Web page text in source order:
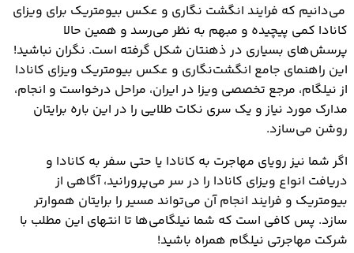
کانادا
هزینه انگشت‌نگاری و عکس بیومتریک برای ویزای
کانادا چقدر است؟
مدارک لازم برای انگشت‌نگاری و عکس بیومتریک برای
ویزای کانادا چیست؟
پردازش انگشت‌نگاری و عکس بیومتریک برای ویزای
کانادا چقدر طول می‌کشد؟
چگونه اعتبار انگشت‌نگاری و عکس بیومتریک برای
ویزای کانادا را تمدید کنیم؟
برای انگشت‌نگاری و عکس بیومتریک برای ویزای کانادا
به کجا مراجعه کنیم؟
چالش‌های احتمالی در مسیر انگشت‌نگاری و عکس
می‌دانیم که فرایند انگشت ‌نگاری و عکس بیومتریک برای ویزای
کانادا کمی پیچیده و مبهم به نظر می‌رسد و همین حالا
پرسش‌های بسیاری در ذهنتان شکل گرفته است. نگران نباشید!
این راهنمای جامع انگشت‌نگاری و عکس بیومتریک ویزای کانادا
از نیلگام، مرجع تخصصی ویزا در ایران، مراحل درخواست و انجام،
مدارک مورد نیاز و یک سری نکات طلایی را در این باره برایتان
روشن می‌سازد.
اگر شما نیز رویای مهاجرت به کانادا یا حتی سفر به کانادا و
دریافت انواع ویزای کانادا را در سر می‌پرورانید، آگاهی از
بیومتریک‌ و فرایند انجام آن می‌تواند مسیر را برایتان هموارتر
سازد. پس کافی است که شما نیلگامی‌ها تا انتهای این مطلب با
شرکت مهاجرتی نیلگام همراه باشید!